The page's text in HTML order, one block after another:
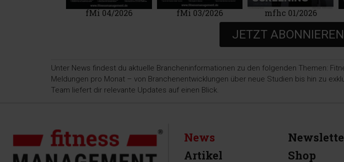
fMi 04/2026 fMi 03/2026 mfhc 01/2026
JETZT ABONNIEREN
Unter News findest du aktuelle Brancheninformationen zu den folgenden Themen:
Meldungen pro Monat – von Branchenentwicklungen über neue Studien bis hin zu
Team liefert dir relevante Updates auf einen Blick.
News
Artikel
Shop